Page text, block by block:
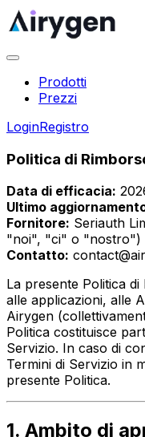
Prodotti
Prezzi
LoginRegistro
Politica di
Data di efficacia:
Ultimo
Fornitore: Seriauth
"noi", "ci" o "nostro")
Contatto:
La presente Politica
alle applicazioni, alle
Airygen
Politica costituisce
Servizio. In caso di
Termini di Servizio in
presente Politica.
1. Ambito di